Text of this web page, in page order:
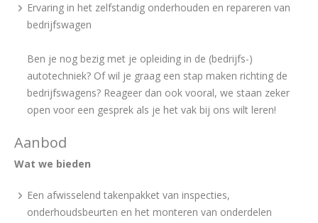
Ervaring in het zelfstandig onderhouden en repareren van
bedrijfswagen
Ben je nog bezig met je opleiding in de (bedrijfs-)
autotechniek? Of wil je graag een stap maken richting de
bedrijfswagens? Reageer dan ook vooral, we staan zeker
open voor een gesprek als je het vak bij ons wilt leren!
Aanbod
Wat we bieden
Een afwisselend takenpakket van inspecties,
onderhoudsbeurten en het monteren van onderdelen